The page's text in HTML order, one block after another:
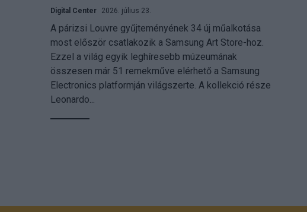
Digital Center 2026. július 23.
A párizsi Louvre gyűjteményének 34 új műalkotása
most először csatlakozik a Samsung Art Store-hoz.
Ezzel a világ egyik leghíresebb múzeumának
összesen már 51 remekműve elérhető a Samsung
Electronics platformján világszerte. A kollekció része
Leonardo...